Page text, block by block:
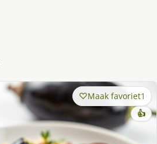
Maak favoriet1
👍